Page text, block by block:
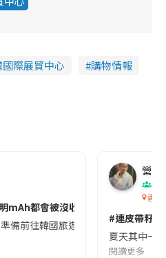
國際展貿中心
購物情報
mAh都會被沒收😱出發前切記檢查
準備前往韓國旅遊的民眾，近期要
營養
香港
#連皮帶籽
夏天其中一
閱讀更多